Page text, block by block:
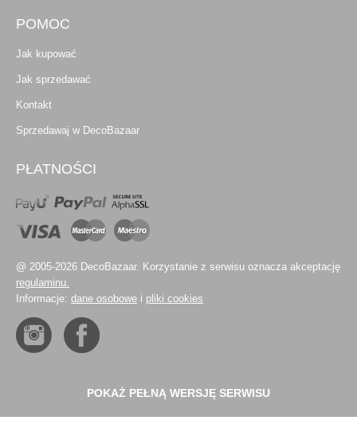
POMOC
Jak kupować
Jak sprzedawać
Kontakt
Sprzedawaj w DecoBazaar
PŁATNOŚCI
@ 2005-2026 DecoBazaar. Korzystanie z serwisu oznacza akceptację
regulaminu.
Informacje: dane osobowe i pliki cookies
POKAŻ PEŁNĄ WERSJĘ SERWISU